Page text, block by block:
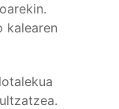
kalearen